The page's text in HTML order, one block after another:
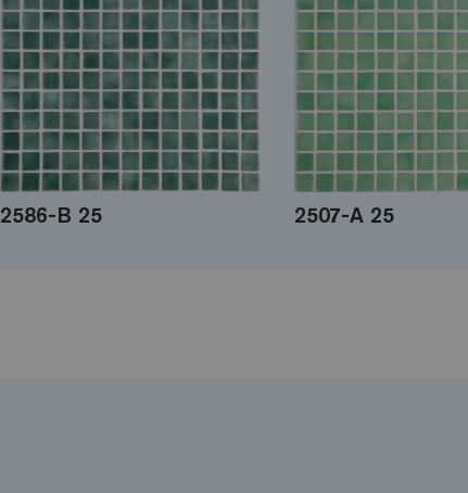
2586-B 25 2507-A 25